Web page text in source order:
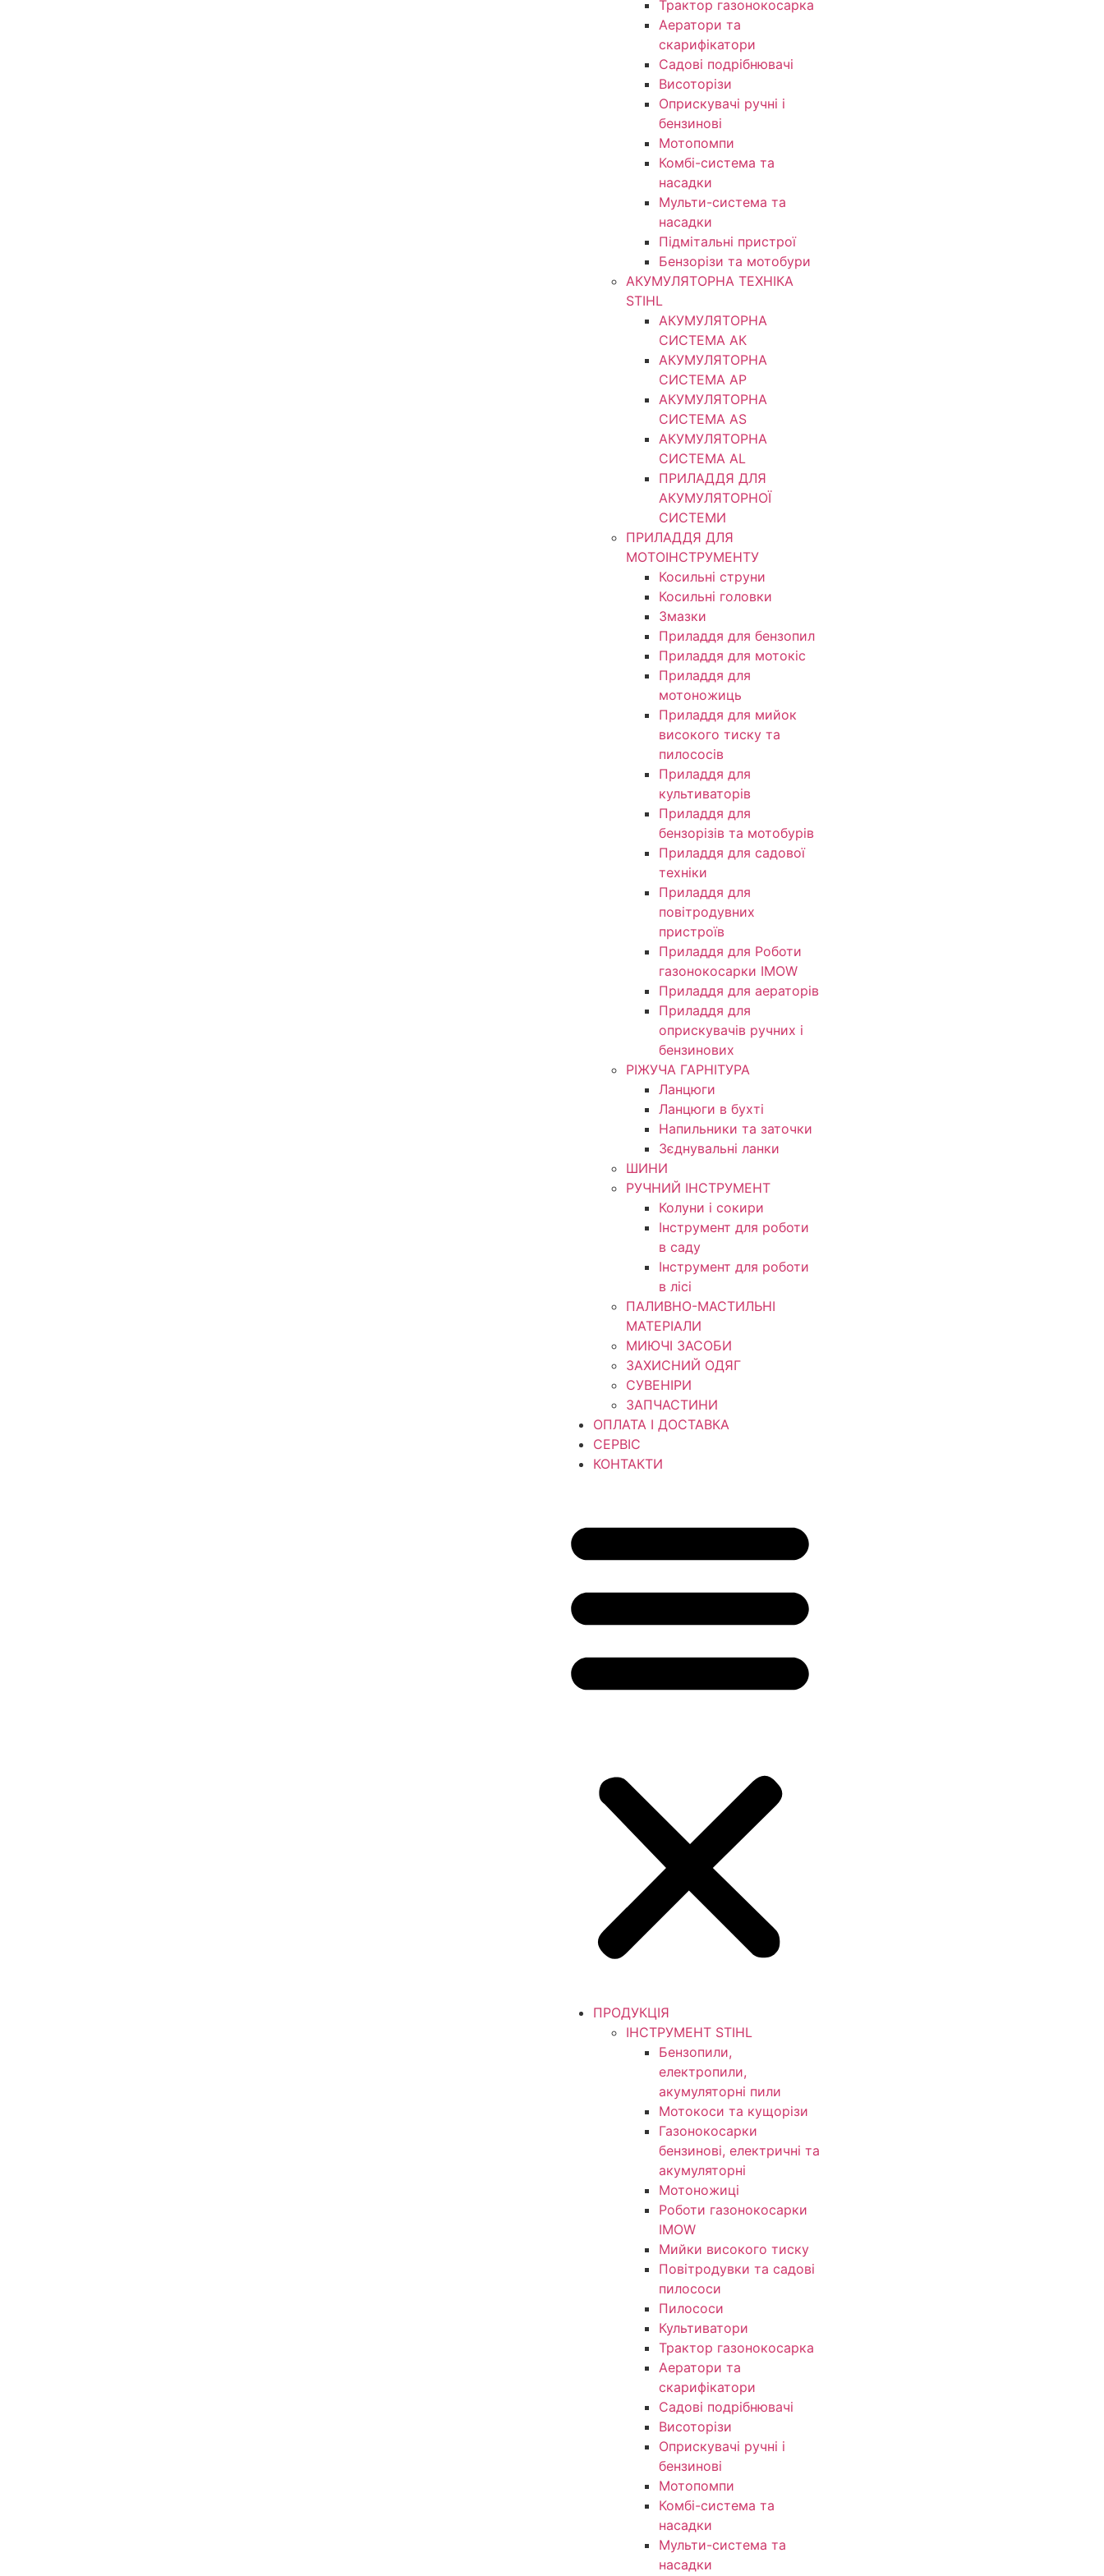
Трактор газонокосарка
Аератори та
скарифікатори
Садові подрібнювачі
Висоторізи
Оприскувачі ручні і
бензинові
Мотопомпи
Комбі-система та
насадки
Мульти-система та
насадки
Підмітальні пристрої
Бензорізи та мотобури
АКУМУЛЯТОРНА ТЕХНІКА
STIHL
АКУМУЛЯТОРНА
СИСТЕМА АК
АКУМУЛЯТОРНА
СИСТЕМА АР
АКУМУЛЯТОРНА
СИСТЕМА AS
АКУМУЛЯТОРНА
СИСТЕМА AL
ПРИЛАДДЯ ДЛЯ
АКУМУЛЯТОРНОЇ
СИСТЕМИ
ПРИЛАДДЯ ДЛЯ
МОТОІНСТРУМЕНТУ
Косильні струни
Косильні головки
Змазки
Приладдя для бензопил
Приладдя для мотокіс
Приладдя для
мотоножиць
Приладдя для мийок
високого тиску та
пилососів
Приладдя для
культиваторів
Приладдя для
бензорізів та мотобурів
Приладдя для садової
техніки
Приладдя для
повітродувних
пристроїв
Приладдя для Роботи
газонокосарки IMOW
Приладдя для аераторів
Приладдя для
оприскувачів ручних і
бензинових
РІЖУЧА ГАРНІТУРА
Ланцюги
Ланцюги в бухті
Напильники та заточки
Зєднувальні ланки
ШИНИ
РУЧНИЙ ІНСТРУМЕНТ
Колуни і сокири
Інструмент для роботи
в саду
Інструмент для роботи
в лісі
ПАЛИВНО-МАСТИЛЬНІ
МАТЕРІАЛИ
МИЮЧІ ЗАСОБИ
ЗАХИСНИЙ ОДЯГ
СУВЕНІРИ
ЗАПЧАСТИНИ
ОПЛАТА І ДОСТАВКА
СЕРВІС
КОНТАКТИ
ПРОДУКЦІЯ
ІНСТРУМЕНТ STIHL
Бензопили,
електропили,
акумуляторні пили
Мотокоси та кущорізи
Газонокосарки
бензинові, електричні та
акумуляторні
Мотоножиці
Роботи газонокосарки
IMOW
Мийки високого тиску
Повітродувки та садові
пилососи
Пилососи
Культиватори
Трактор газонокосарка
Аератори та
скарифікатори
Садові подрібнювачі
Висоторізи
Оприскувачі ручні і
бензинові
Мотопомпи
Комбі-система та
насадки
Мульти-система та
насадки